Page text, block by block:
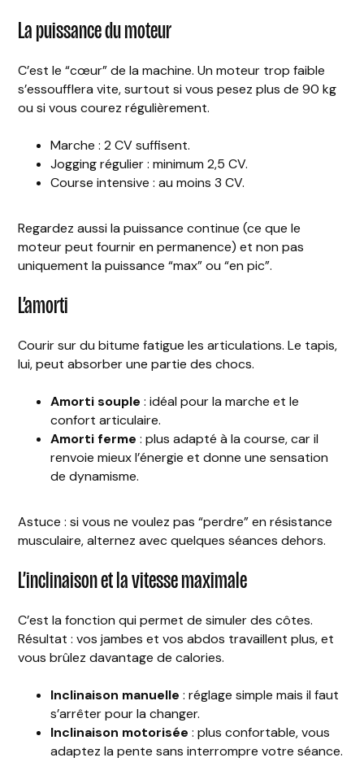
La puissance du moteur
C’est le “cœur” de la machine. Un moteur trop faible
s’essoufflera vite, surtout si vous pesez plus de 90 kg
ou si vous courez régulièrement.
Marche : 2 CV suffisent.
Jogging régulier : minimum 2,5 CV.
Course intensive : au moins 3 CV.
Regardez aussi la puissance continue (ce que le
moteur peut fournir en permanence) et non pas
uniquement la puissance “max” ou “en pic”.
L’amorti
Courir sur du bitume fatigue les articulations. Le tapis,
lui, peut absorber une partie des chocs.
Amorti souple : idéal pour la marche et le
confort articulaire.
Amorti ferme : plus adapté à la course, car il
renvoie mieux l’énergie et donne une sensation
de dynamisme.
Astuce : si vous ne voulez pas “perdre” en résistance
musculaire, alternez avec quelques séances dehors.
L’inclinaison et la vitesse maximale
C’est la fonction qui permet de simuler des côtes.
Résultat : vos jambes et vos abdos travaillent plus, et
vous brûlez davantage de calories.
Inclinaison manuelle : réglage simple mais il faut
s’arrêter pour la changer.
Inclinaison motorisée : plus confortable, vous
adaptez la pente sans interrompre votre séance.